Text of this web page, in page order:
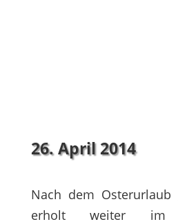
26. April 2014
Nach dem
erholt weiter im